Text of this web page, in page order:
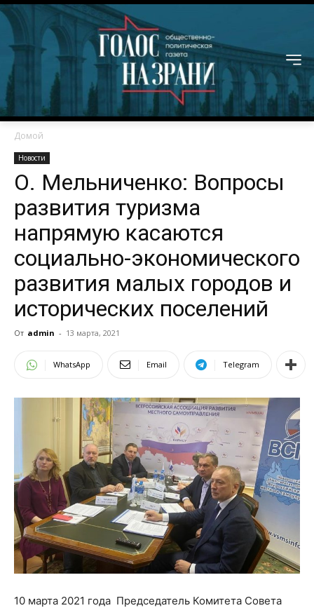
Домой
Новости
О. Мельниченко: Вопросы
развития туризма
напрямую касаются
социально-экономического
развития малых городов и
исторических поселений
От admin - 13 марта, 2021
WhatsApp Email Telegram
10 марта 2021 года Председатель Комитета Совета